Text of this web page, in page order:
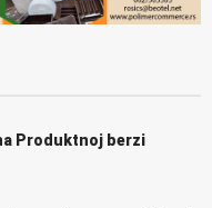
Produktnoj berzi